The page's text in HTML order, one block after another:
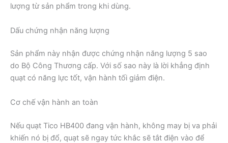
lượng từ sản phẩm trong khi dùng.
Dấu chứng nhận năng lượng
Sản phẩm này nhận được chứng nhận năng lượng 5 sao
do Bộ Công Thương cấp. Với số sao này là lời khẳng định
quạt có năng lực tốt, vận hành tối giảm điện.
Cơ chế vận hành an toàn
Nếu quạt Tico HB400 đang vận hành, không may bị va phải
khiến nó bị đổ, quạt sẽ ngay tức khắc sẽ tắt điện vào để